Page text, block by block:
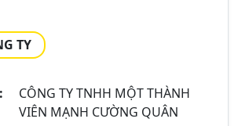
TY
CÔNG TY TNHH MỘT THÀNH
VIÊN MẠNH CƯỜNG QUÂN